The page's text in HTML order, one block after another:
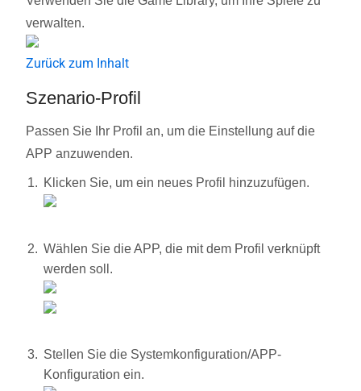
verwalten.
Zurück zum Inhalt
Szenario-Profil
Passen Sie Ihr Profil an, um die Einstellung auf die
APP anzuwenden.
Klicken Sie, um ein neues Profil hinzuzufügen.
Wählen Sie die APP, die mit dem Profil verknüpft
werden soll.
Stellen Sie die Systemkonfiguration/APP-
Konfiguration ein.